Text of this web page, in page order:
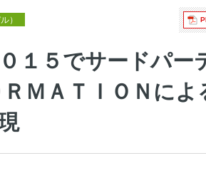
）
１５でサードパー
ＭＡＴＩＯＮに